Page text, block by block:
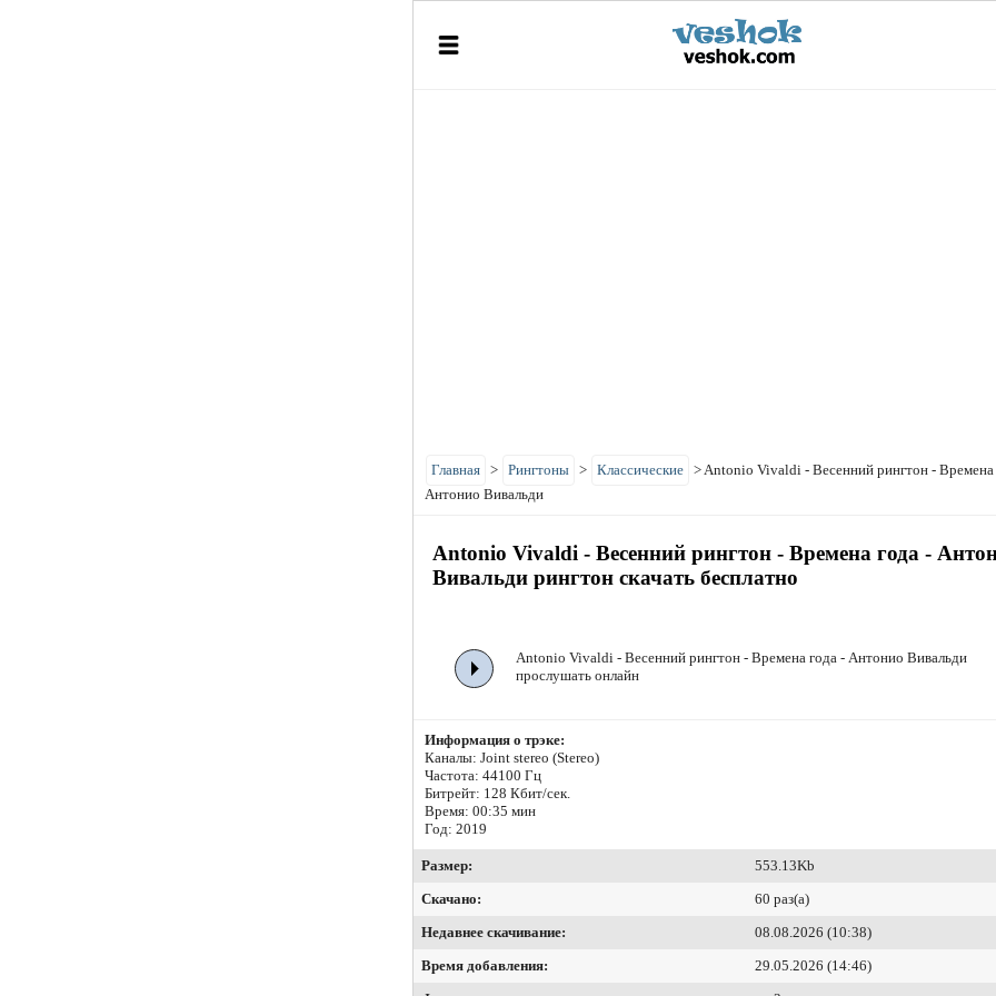
Главная > Рингтоны > Классические >Antonio Vivaldi - Весенний рингтон - Времена
Антонио Вивальди
Antonio Vivaldi - Весенний рингтон - Времена года -
Вивальди рингтон скачать бесплатно
Antonio Vivaldi - Весенний рингтон - Времена года - Антонио Вивальди
прослушать онлайн
Информация о трэке:
Каналы: Joint stereo (Stereo)
Частота: 44100 Гц
Битрейт: 128 Кбит/сек.
Время: 00:35 мин
Год: 2019
Размер:
553.13Kb
Скачано:
60 раз(а)
Недавнее скачивание:
08.08.2026 (10:38)
Время добавления:
29.05.2026 (14:46)